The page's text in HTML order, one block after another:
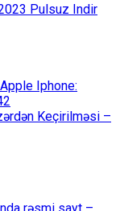
Pulsuz Indir
Iphone:
Keçirilməsi –